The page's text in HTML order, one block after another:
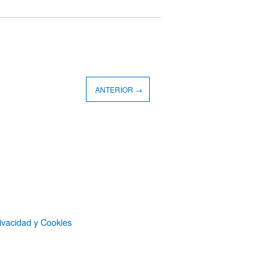
ANTERIOR →
y Cookies